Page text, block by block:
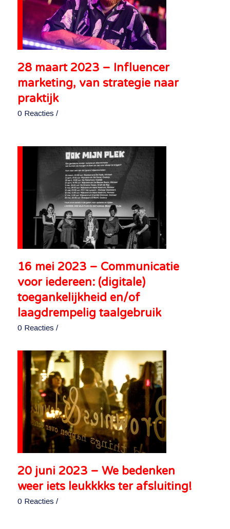
28 maart 2023 – Influencer
marketing, van strategie naar
praktijk
0 Reacties /
16 mei 2023 – Communicatie
voor iedereen: (digitale)
toegankelijkheid en/of
laagdrempelig taalgebruik
0 Reacties /
20 juni 2023 – We bedenken
weer iets leukkkks ter afsluiting!
0 Reacties /